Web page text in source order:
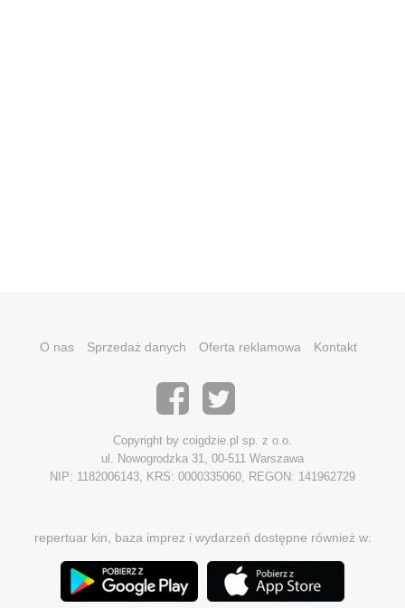
O nas Sprzedaż danych Oferta reklamowa Kontakt
Copyright by coigdzie.pl sp. z o.o.
ul. Nowogrodzka 31, 00-511 Warszawa
NIP: 1182006143, KRS: 0000335060, REGON: 141962729
repertuar kin, baza imprez i wydarzeń dostępne również w: